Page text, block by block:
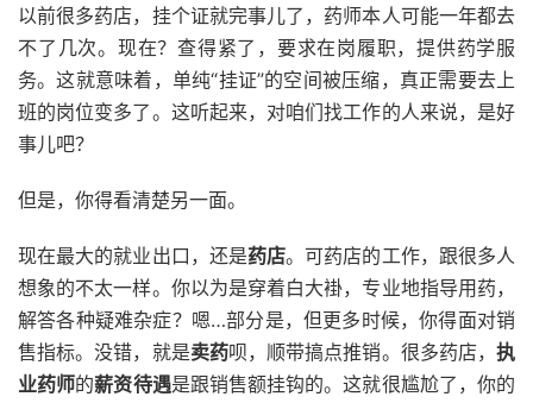
以前很多药店，挂个证就完事儿了，药师本人可能一年都去
不了几次。现在？查得紧了，要求在岗履职，提供药学服
务。这就意味着，单纯“挂证”的空间被压缩，真正需要去上
班的岗位变多了。这听起来，对咱们找工作的人来说，是好
事儿吧？
但是，你得看清楚另一面。
现在最大的就业出口，还是药店。可药店的工作，跟很多人
想象的不太一样。你以为是穿着白大褂，专业地指导用药，
解答各种疑难杂症？嗯…部分是，但更多时候，你得面对销
售指标。没错，就是卖药呗，顺带搞点推销。很多药店，执
业药师的薪资待遇是跟销售额挂钩的。这就很尴尬了，你的